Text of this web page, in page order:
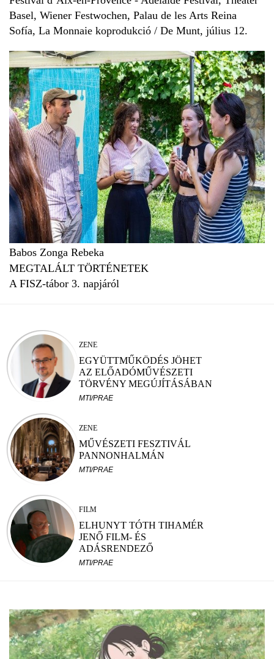
Basel, Wiener Festwochen, Palau de les Arts Reina
Sofía, La Monnaie koprodukció / De Munt, július 12.
Babos Zonga Rebeka
MEGTALÁLT TÖRTÉNETEK
A FISZ-tábor 3. napjáról
ZENE
EGYÜTTMŰKÖDÉS JÖHET
AZ ELŐADÓMŰVÉSZETI
TÖRVÉNY MEGÚJÍTÁSÁBAN
MTI/PRAE
ZENE
MŰVÉSZETI FESZTIVÁL
PANNONHALMÁN
MTI/PRAE
FILM
ELHUNYT TÓTH TIHAMÉR
JENŐ FILM- ÉS
ADÁSRENDEZŐ
MTI/PRAE